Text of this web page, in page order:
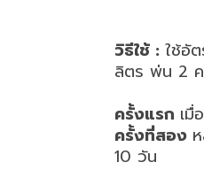
วิธีใช้ :ใช้อั
ลิตร พ่น 2
ครั้งแรก เมื่
ครั้งที่สอง
10 วัน